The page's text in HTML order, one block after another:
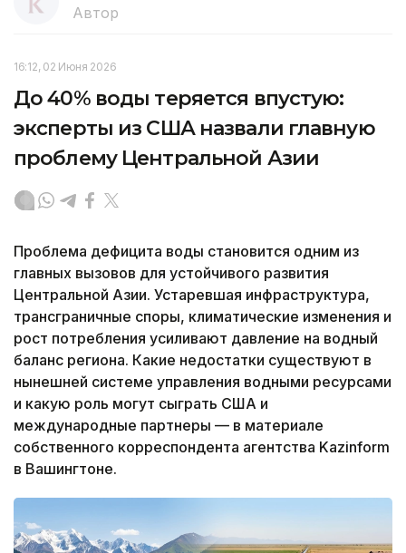
Автор
16:12, 02 Июня 2026
До 40% воды теряется впустую:
эксперты из США назвали главную
проблему Центральной Азии
Проблема дефицита воды становится одним из
главных вызовов для устойчивого развития
Центральной Азии. Устаревшая инфраструктура,
трансграничные споры, климатические изменения и
рост потребления усиливают давление на водный
баланс региона. Какие недостатки существуют в
нынешней системе управления водными ресурсами
и какую роль могут сыграть США и
международные партнеры — в материале
собственного корреспондента агентства Kazinform
в Вашингтоне.